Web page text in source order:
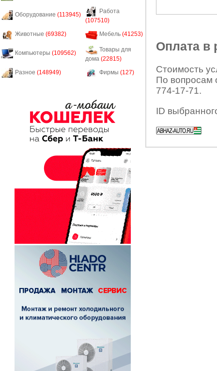
Оборудование (113945)
Работа
(107510)
Животные (69382) Мебель (41253)
Компьютеры (109562)
Товары для
дома (22815)
Разное (148949) Фирмы (127)
Оплата в
Стоимость
По вопросам
774-17-71.
ID